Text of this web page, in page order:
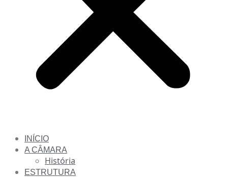
INÍCIO
A CÂMARA
História
ESTRUTURA